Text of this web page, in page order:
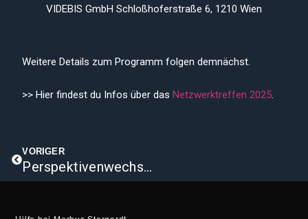
VIDEBIS GmbH Schloßhoferstraße 6, 1210 Wien
Weitere Details zum Programm folgen demnächst.
>> Hier findest du Infos über dasNetzwerktreffen 2025.
Zurück
VORIGER
Perspektivenwechsel: Workshop „Sehen mit den Händen“